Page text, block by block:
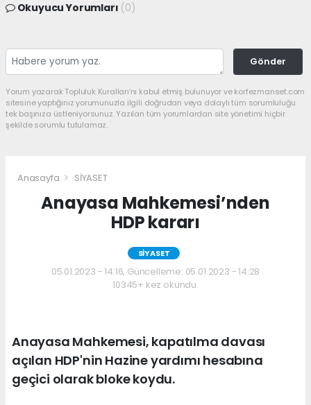
Okuyucu Yorumları (0)
Gönder
Yorum yazarak Topluluk Kuralları’nı kabul etmiş bulunuyor ve korfezmanset.com
sitesine yaptığınız yorumunuzla ilgili doğrudan veya dolaylı tüm sorumluluğu
tek başınıza üstleniyorsunuz. Yazılan tüm yorumlardan site yönetimi hiçbir
şekilde sorumlu tutulamaz.
Anasayfa SİYASET
Anayasa Mahkemesi’nden
HDP kararı
SİYASET
05.01.2023 - 14:16, Güncelleme: 05.01.2023 - 14:28
10345+ kez okundu.
Anayasa Mahkemesi, kapatılma davası
açılan HDP'nin Hazine yardımı hesabına
geçici olarak bloke koydu.